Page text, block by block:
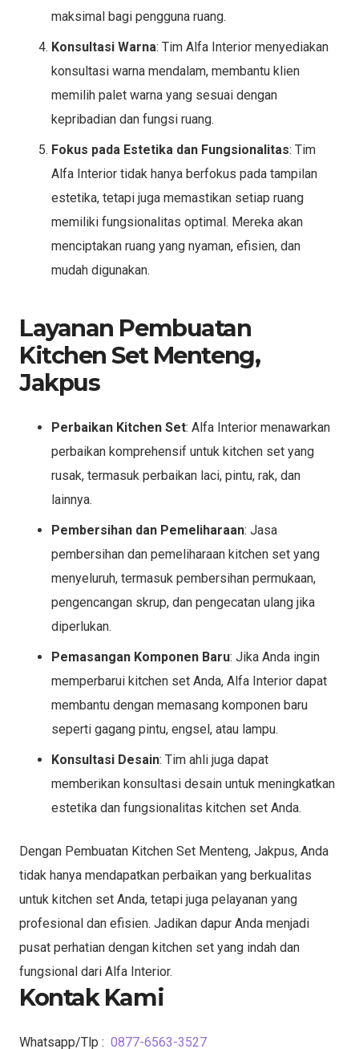
maksimal bagi pengguna ruang.
Konsultasi Warna: Tim Alfa Interior menyediakan
konsultasi warna mendalam, membantu klien
memilih palet warna yang sesuai dengan
kepribadian dan fungsi ruang.
Fokus pada Estetika dan Fungsionalitas: Tim
Alfa Interior tidak hanya berfokus pada tampilan
estetika, tetapi juga memastikan setiap ruang
memiliki fungsionalitas optimal. Mereka akan
menciptakan ruang yang nyaman, efisien, dan
mudah digunakan.
Layanan Pembuatan
Kitchen Set Menteng,
Jakpus
Perbaikan Kitchen Set: Alfa Interior menawarkan
perbaikan komprehensif untuk kitchen set yang
rusak, termasuk perbaikan laci, pintu, rak, dan
lainnya.
Pembersihan dan Pemeliharaan: Jasa
pembersihan dan pemeliharaan kitchen set yang
menyeluruh, termasuk pembersihan permukaan,
pengencangan skrup, dan pengecatan ulang jika
diperlukan.
Pemasangan Komponen Baru: Jika Anda ingin
memperbarui kitchen set Anda, Alfa Interior dapat
membantu dengan memasang komponen baru
seperti gagang pintu, engsel, atau lampu.
Konsultasi Desain: Tim ahli juga dapat
memberikan konsultasi desain untuk meningkatkan
estetika dan fungsionalitas kitchen set Anda.
Dengan Pembuatan Kitchen Set Menteng, Jakpus, Anda
tidak hanya mendapatkan perbaikan yang berkualitas
untuk kitchen set Anda, tetapi juga pelayanan yang
profesional dan efisien. Jadikan dapur Anda menjadi
pusat perhatian dengan kitchen set yang indah dan
fungsional dari Alfa Interior.
Kontak Kami
Whatsapp/Tlp : 0877-6563-3527